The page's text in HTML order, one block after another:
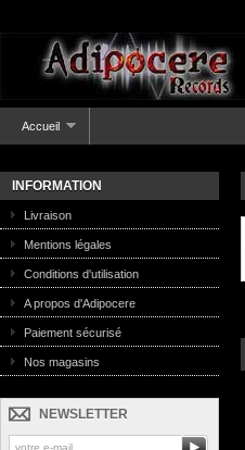
Accueil
INFORMATION
Livraison
Mentions légales
Conditions d'utilisation
A propos d'Adipocere
Paiement sécurisé
Nos magasins
NEWSLETTER